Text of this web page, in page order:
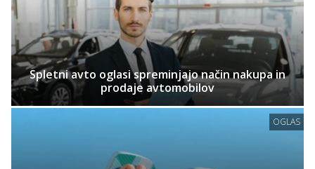
Spletni avto oglasi spreminjajo način nakupa in
prodaje avtomobilov
OGLAS